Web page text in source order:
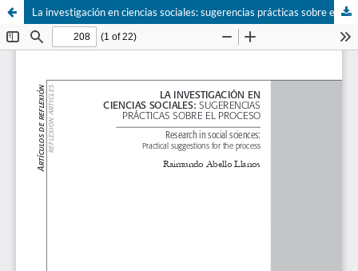
La investigación en ciencias sociales: sugerencias prácticas sobre el proceso